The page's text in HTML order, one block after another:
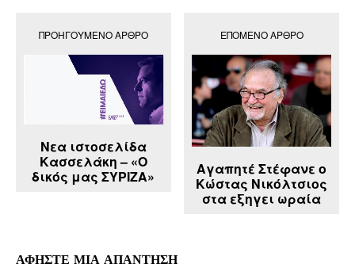
ΠΡΟΗΓΟΎΜΕΝΟ ΆΡΘΡΟ
Νεα ιστοσελίδα
Κασσελάκη – «Ο
δικός μας ΣΥΡΙΖΑ»
ΕΠΌΜΕΝΟ ΆΡΘΡΟ
Αγαπητέ Στέφανε ο
Κώστας Νικόλτσιος
στα εξηγει ωραία
ΑΦΗΣΤΕ ΜΙΑ ΑΠΑΝΤΗΣΗ